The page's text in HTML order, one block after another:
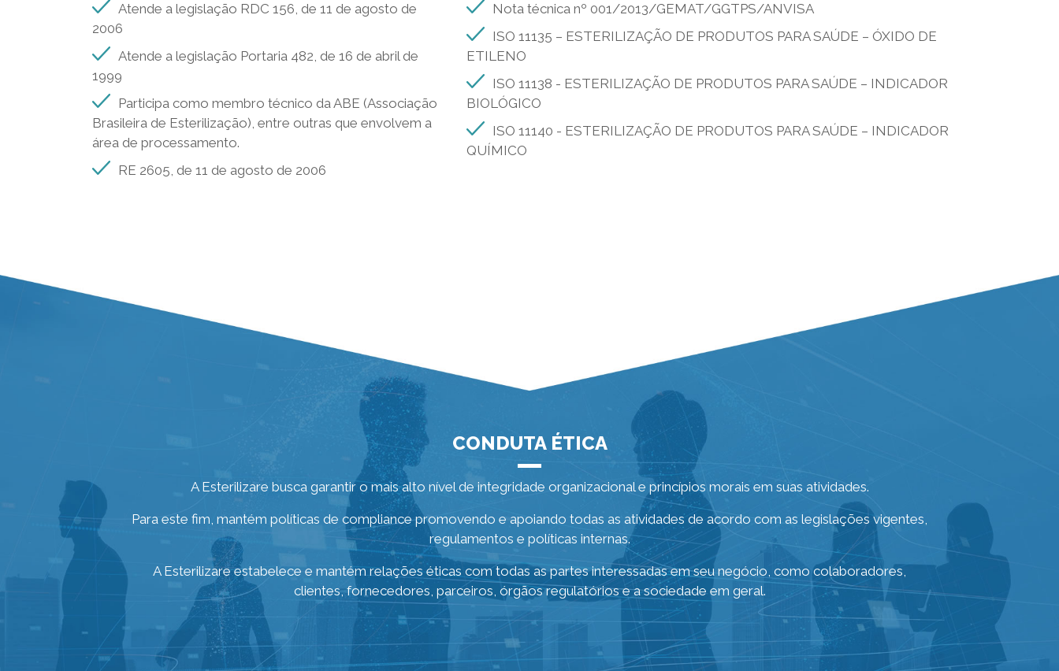
Atende a legislação RDC 156, de 11 de agosto de
2006
Atende a legislação Portaria 482, de 16 de abril de
1999
Participa como membro técnico da ABE (Associação
Brasileira de Esterilização), entre outras que envolvem a
área de processamento.
RE 2605, de 11 de agosto de 2006
Nota técnica nº 001/2013/GEMAT/GGTPS/ANVISA
ISO 11135 – ESTERILIZAÇÃO DE PRODUTOS PARA SAÚDE – ÓXIDO DE
ETILENO
ISO 11138 - ESTERILIZAÇÃO DE PRODUTOS PARA SAÚDE – INDICADOR
BIOLÓGICO
ISO 11140 - ESTERILIZAÇÃO DE PRODUTOS PARA SAÚDE – INDICADOR
QUÍMICO
CONDUTA ÉTICA
A Esterilizare busca garantir o mais alto nível de integridade organizacional e princípios morais em suas atividades.
Para este fim, mantém políticas de compliance promovendo e apoiando todas as atividades de acordo com as legislações vigentes,
regulamentos e políticas internas.
A Esterilizare estabelece e mantém relações éticas com todas as partes interessadas em seu negócio, como colaboradores,
clientes, fornecedores, parceiros, órgãos regulatórios e a sociedade em geral.